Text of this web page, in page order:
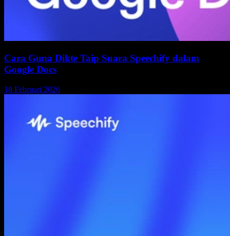
Cara Guna Dikte Taip Suara Speechify dalam
Google Docs
18 Februari 2026